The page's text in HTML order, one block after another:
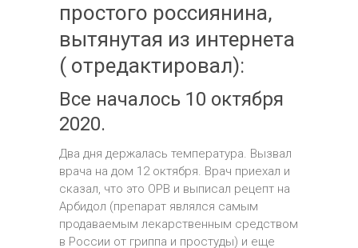
простого россиянина,
вытянутая из интернета
( отредактировал):
Все началось 10 октября
2020.
Два дня держалась температура. Вызвал
врача на дом 12 октября. Врач приехал и
сказал, что это ОРВ и выписал рецепт на
Арбидол (препарат являлся самым
продаваемым лекарственным средством
в России от гриппа и простуды) и еще